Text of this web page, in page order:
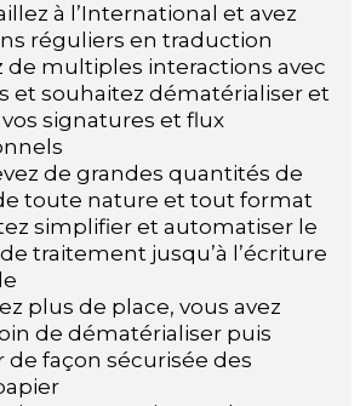
à l’International et avez
réguliers en traduction
de multiples interactions avec
et souhaitez dématérialiser et
signatures et flux
de grandes quantités de
toute nature et tout format
simplifier et automatiser le
traitement jusqu’à l’écriture
plus de place, vous avez
de dématérialiser puis
de façon sécurisée des